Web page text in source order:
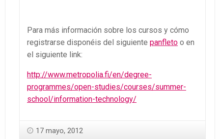
Para más información sobre los cursos y cómo
registrarse disponéis del siguiente panfleto o en
el siguiente link:
http://www.metropolia.fi/en/degree-
programmes/open-studies/courses/summer-
school/information-technology/
17 mayo, 2012